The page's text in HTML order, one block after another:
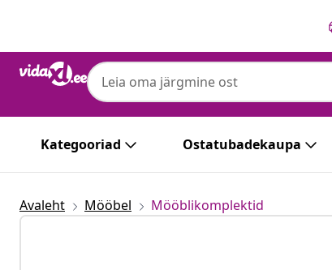
Kategooriad Ostatubadekaupa
Avaleht Mööbel Mööblikomplektid